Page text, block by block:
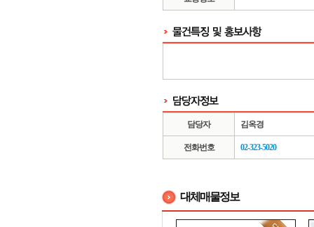
담당자 김옥경
전화번호 02-323-5020
대체매물정보